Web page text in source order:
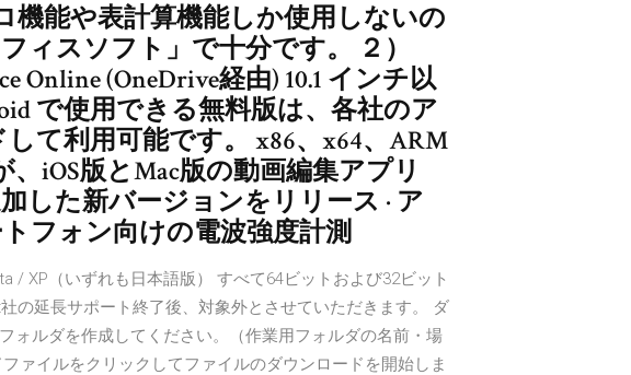
機能や表計算機能しか使用しないの
ィスソフト」で十分です。 ２）
Online (OneDrive経由) 10.1 インチ以
で使用できる無料版は、各社のア
て利用可能です。 x86、x64、ARM
、iOS版とMac版の動画編集アプリ
した新バージョンをリリース · ア
フォン向けの電波強度計測
/ XP（いずれも日本語版） すべて64ビットおよび32ビット
の延長サポート終了後、対象外とさせていただきます。 ダ
ォルダを作成してください。（作業用フォルダの名前・場
ァイルをクリックしてファイルのダウンロードを開始しま